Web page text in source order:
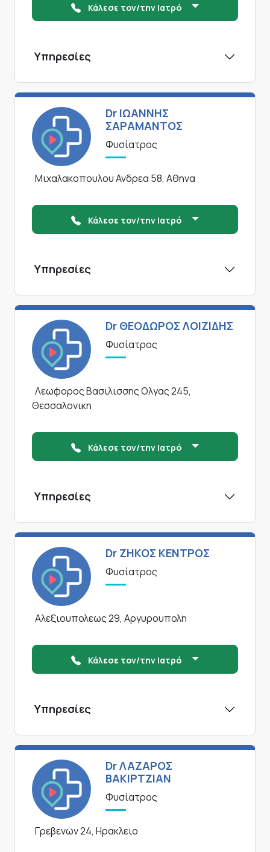
Κάλεσε τον/την Ιατρό
Υπηρεσίες
Dr ΙΩΑΝΝΗΣ
ΣΑΡΑΜΑΝΤΟΣ
Φυσίατρος
Μιχαλακοπουλου Ανδρεα 58, Αθηνα
Κάλεσε τον/την Ιατρό
Υπηρεσίες
Dr ΘΕΟΔΩΡΟΣ ΛΟΙΖΙΔΗΣ
Φυσίατρος
Λεωφορος Βασιλισσης Ολγας 245,
Θεσσαλονικη
Κάλεσε τον/την Ιατρό
Υπηρεσίες
Dr ΖΗΚΟΣ ΚΕΝΤΡΟΣ
Φυσίατρος
Αλεξιουπολεως 29, Αργυρουπολη
Κάλεσε τον/την Ιατρό
Υπηρεσίες
Dr ΛΑΖΑΡΟΣ
ΒΑΚΙΡΤΖΙΑΝ
Φυσίατρος
Γρεβενων 24, Ηρακλειο